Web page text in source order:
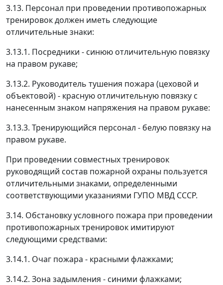
3.13. Персонал при проведении противопожарных
тренировок должен иметь следующие
отличительные знаки:
3.13.1. Посредники - синюю отличительную повязку
на правом рукаве;
3.13.2. Руководитель тушения пожара (цеховой и
объектовой) - красную отличительную повязку с
нанесенным знаком напряжения на правом рукаве:
3.13.3. Тренирующийся персонал - белую повязку на
правом рукаве.
При проведении совместных тренировок
руководящий состав пожарной охраны пользуется
отличительными знаками, определенными
соответствующими указаниями ГУПО МВД СССР.
3.14. Обстановку условного пожара при проведении
противопожарных тренировок имитируют
следующими средствами:
3.14.1. Очаг пожара - красными флажками;
3.14.2. Зона задымления - синими флажками;